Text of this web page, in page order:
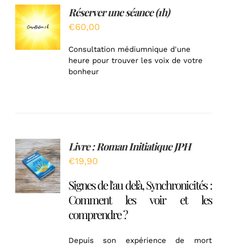
AJOUTER
AU
PANIER
/
DÉTAILS
Réserver une séance (1h)
€60,00
Consultation médiumnique d'une
heure pour trouver les voix de votre
bonheur
Note5.00
sur 5
AJOUTER
AU
PANIER
/
DÉTAILS
Livre : Roman Initiatique JPH
€19,90
Signes de l'au delà, Synchronicités :
Comment les voir et les
comprendre ?
Depuis son expérience de mort